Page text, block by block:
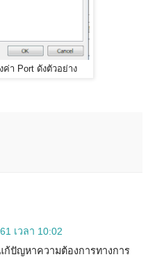
ค่า Port ดังตัวอย่าง
เวลา 10:02
ก้ปัญหาความต้องการทางการ